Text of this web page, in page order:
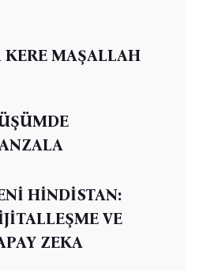
KERE MAŞALLAH
HİNDİSTAN:
VE
ZEKA